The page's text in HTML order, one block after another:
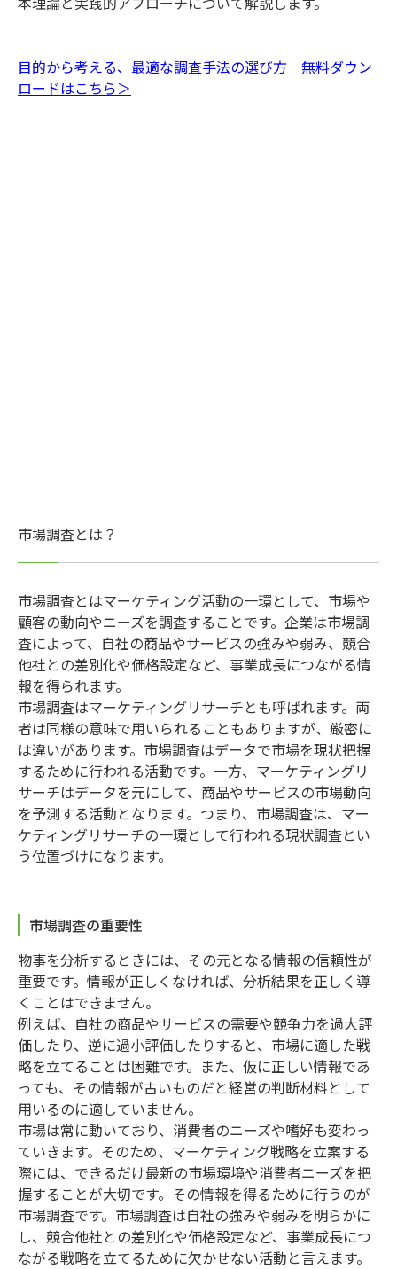
目的から考える、最適な調査手法の選び方 無料ダウン
ロードはこちら＞
市場調査とは？
市場調査とはマーケティング活動の一環として、市場や
顧客の動向やニーズを調査することです。企業は市場調
査によって、自社の商品やサービスの強みや弱み、競合
他社との差別化や価格設定など、事業成長につながる情
報を得られます。
市場調査はマーケティングリサーチとも呼ばれます。両
者は同様の意味で用いられることもありますが、厳密に
は違いがあります。市場調査はデータで市場を現状把握
するために行われる活動です。一方、マーケティングリ
サーチはデータを元にして、商品やサービスの市場動向
を予測する活動となります。つまり、市場調査は、マー
ケティングリサーチの一環として行われる現状調査とい
う位置づけになります。
市場調査の重要性
物事を分析するときには、その元となる情報の信頼性が
重要です。情報が正しくなければ、分析結果を正しく導
くことはできません。
例えば、自社の商品やサービスの需要や競争力を過大評
価したり、逆に過小評価したりすると、市場に適した戦
略を立てることは困難です。また、仮に正しい情報であ
っても、その情報が古いものだと経営の判断材料として
用いるのに適していません。
市場は常に動いており、消費者のニーズや嗜好も変わっ
ていきます。そのため、マーケティング戦略を立案する
際には、できるだけ最新の市場環境や消費者ニーズを把
握することが大切です。その情報を得るために行うのが
市場調査です。市場調査は自社の強みや弱みを明らかに
し、競合他社との差別化や価格設定など、事業成長につ
ながる戦略を立てるために欠かせない活動と言えます。